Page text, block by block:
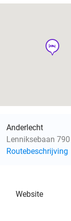
hotel
Anderlecht
Lenniksebaan 790
Routebeschrijving
Website